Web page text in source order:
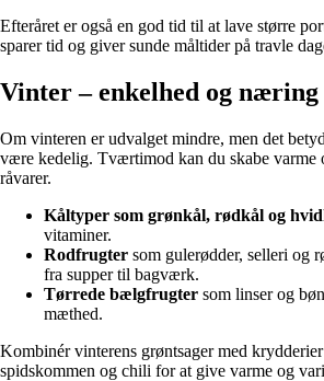
Efteråret er også en god tid til at lave større
sparer tid og giver sunde måltider på travle
Vinter – enkelhed og næring
Om vinteren er udvalget mindre, men det
være kedelig. Tværtimod kan du skabe varme
råvarer.
Kåltyper som grønkål, rødkål og
vitaminer.
Rodfrugter som gulerødder, selleri og
fra supper til bagværk.
Tørrede bælgfrugter som linser og
mæthed.
Kombinér vinterens grøntsager med
spidskommen og chili for at give varme og